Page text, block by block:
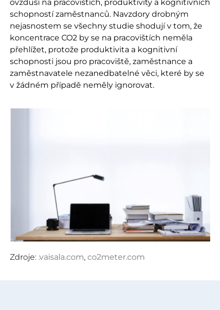
ovzduší na pracovištích, produktivity a kognitivních
schopností zaměstnanců. Navzdory drobným
nejasnostem se všechny studie shodují v tom, že
koncentrace CO2 by se na pracovištích neměla
přehlížet, protože produktivita a kognitivní
schopnosti jsou pro pracoviště, zaměstnance a
zaměstnavatele nezanedbatelné věci, které by se
v žádném případě neměly ignorovat.
Zdroje: .vaisala.com, co2meter.com